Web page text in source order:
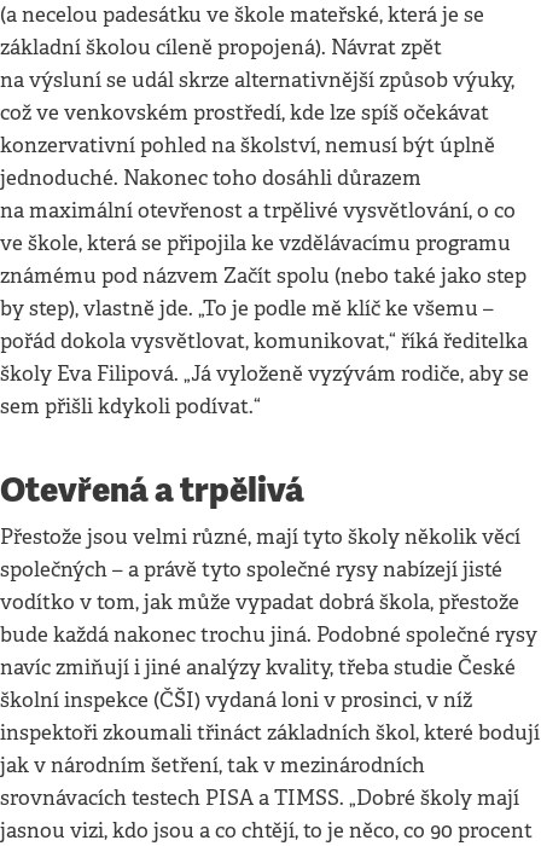
(a necelou padesátku ve škole mateřské, která je se
základní školou cíleně propojená). Návrat zpět
na výsluní se udál skrze alternativnější způsob výuky,
což ve venkovském prostředí, kde lze spíš očekávat
konzervativní pohled na školství, nemusí být úplně
jednoduché. Nakonec toho dosáhli důrazem
na maximální otevřenost a trpělivé vysvětlování, o co
ve škole, která se připojila ke vzdělávacímu programu
známému pod názvem Začít spolu (nebo také jako step
by step), vlastně jde. „To je podle mě klíč ke všemu –
pořád dokola vysvětlovat, komunikovat,“ říká ředitelka
školy Eva Filipová. „Já vyloženě vyzývám rodiče, aby se
sem přišli kdykoli podívat.“
Otevřená a trpělivá
Přestože jsou velmi různé, mají tyto školy několik věcí
společných – a právě tyto společné rysy nabízejí jisté
vodítko v tom, jak může vypadat dobrá škola, přestože
bude každá nakonec trochu jiná. Podobné společné rysy
navíc zmiňují i jiné analýzy kvality, třeba studie České
školní inspekce (ČŠI) vydaná loni v prosinci, v níž
inspektoři zkoumali třináct základních škol, které bodují
jak v národním šetření, tak v mezinárodních
srovnávacích testech PISA a TIMSS. „Dobré školy mají
jasnou vizi, kdo jsou a co chtějí, to je něco, co 90 procent